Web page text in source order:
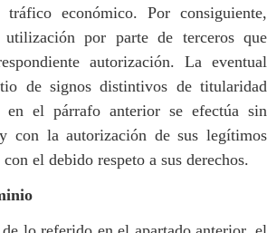
económico. Por consiguiente,
por parte de terceros que
autorización. La eventual
de signos distintivos de titularidad
en el párrafo anterior se efectúa sin
con la autorización de sus legítimos
el debido respeto a sus derechos.